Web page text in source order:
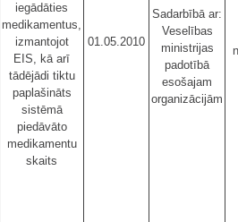
iegādāties
medikamentus,
izmantojot
EIS, kā arī
tādējādi tiktu
paplašināts
sistēmā
piedāvāto
medikamentu
skaits
01.05.2010
Sadarbībā ar:
Veselības
ministrijas
padotībā
esošajam
organizācijām